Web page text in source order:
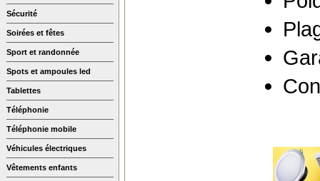
Sécurité
Soirées et fêtes
Sport et randonnée
Spots et ampoules led
Tablettes
Téléphonie
Téléphonie mobile
Véhicules électriques
Vêtements enfants